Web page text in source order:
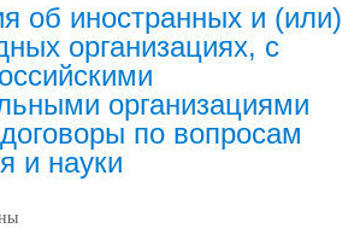
об иностранных и (или)
организациях, с
организациями
по вопросам
и науки